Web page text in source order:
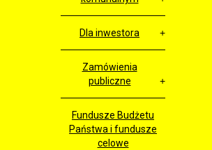
Dla inwestora
Zamówienia
publiczne
Fundusze Budżetu
Państwa i fundusze
celowe